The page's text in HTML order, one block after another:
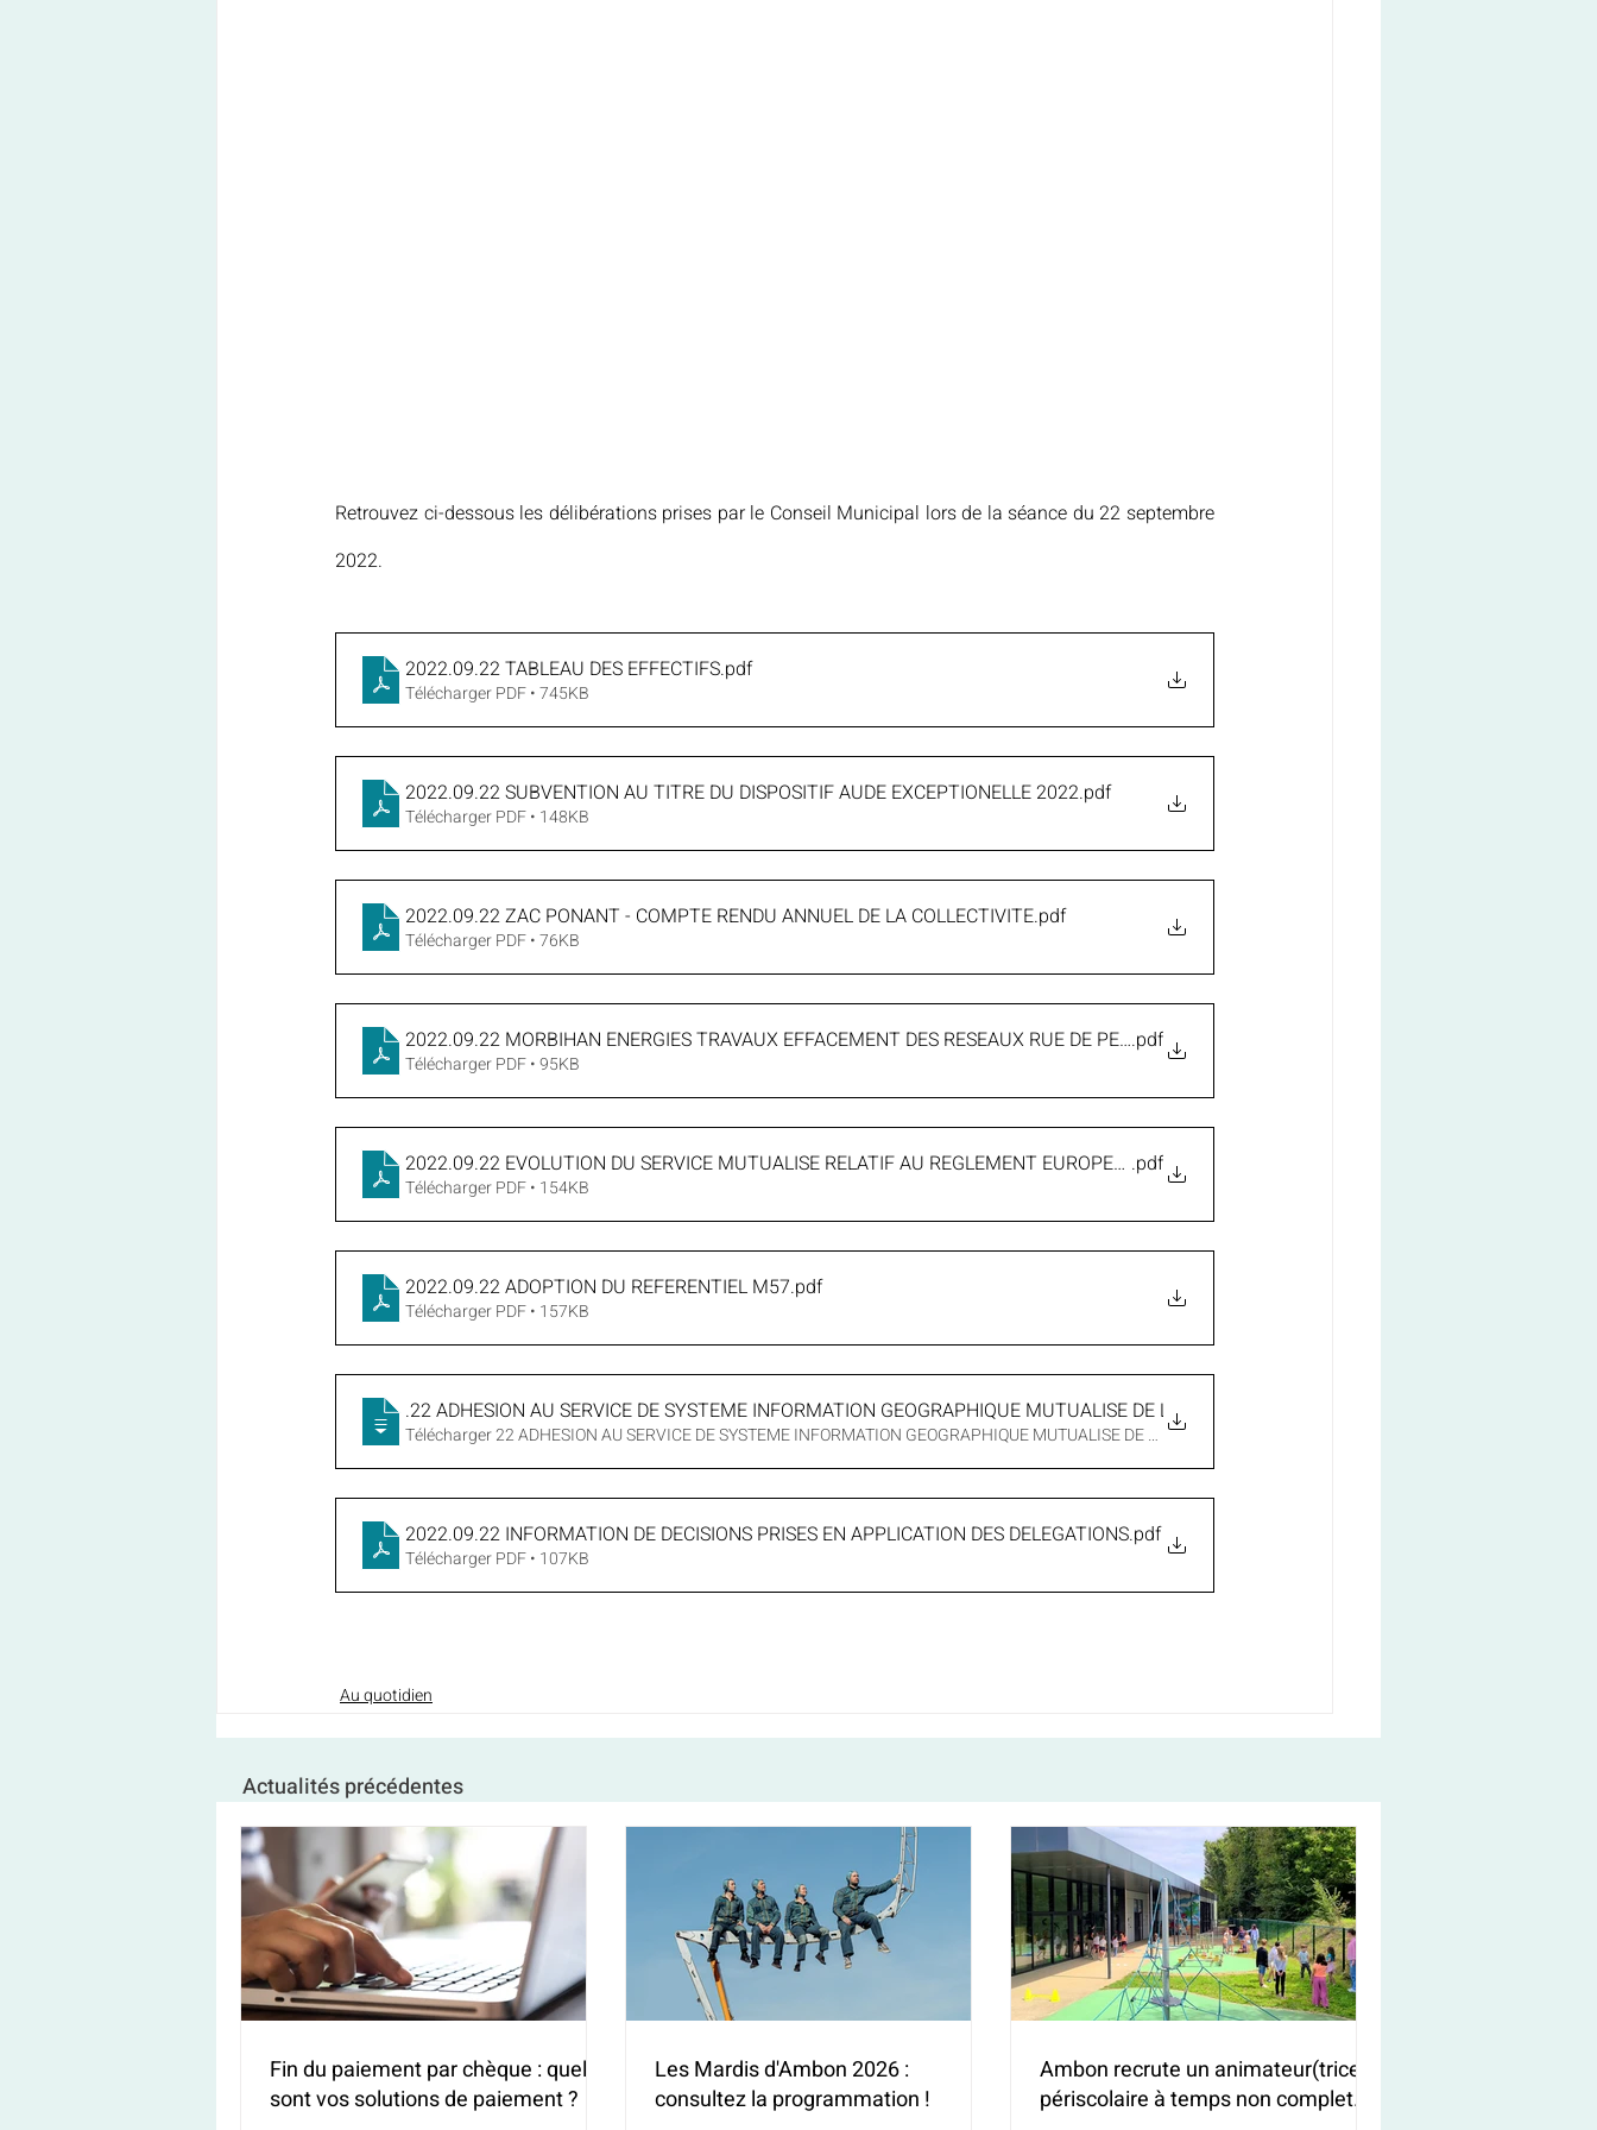
Retrouvez ci-dessous les délibérations prises par le Conseil Municipal lors de la séance du 22 septembre
2022.
2022.09.22 TABLEAU DES EFFECTIFS.pdf
Télécharger PDF • 745KB
2022.09.22 SUBVENTION AU TITRE DU DISPOSITIF AUDE EXCEPTIONELLE 2022.pdf
Télécharger PDF • 148KB
2022.09.22 ZAC PONANT - COMPTE RENDU ANNUEL DE LA COLLECTIVITE.pdf
Télécharger PDF • 76KB
2022.09.22 MORBIHAN ENERGIES TRAVAUX EFFACEMENT DES RESEAUX RUE DE PENESCLUS
.pdf
Télécharger PDF • 95KB
2022.09.22 EVOLUTION DU SERVICE MUTUALISE RELATIF AU REGLEMENT EUROPEEN RGPD
.pdf
Télécharger PDF • 154KB
2022.09.22 ADOPTION DU REFERENTIEL M57.pdf
Télécharger PDF • 157KB
2022.09
.22 ADHESION AU SERVICE DE SYSTEME INFORMATION GEOGRAPHIQUE MUTUALISE DE LA COM COM
Télécharger 22 ADHESION AU SERVICE DE SYSTEME INFORMATION GEOGRAPHIQUE MUTUALISE DE LA COM COM • 142KB
2022.09.22 INFORMATION DE DECISIONS PRISES EN APPLICATION DES DELEGATIONS.pdf
Télécharger PDF • 107KB
Au quotidien
Actualités précédentes
Fin du paiement par chèque : quelles
sont vos solutions de paiement ?
Les Mardis d'Ambon 2026 :
consultez la programmation !
Ambon recrute un animateur(trice)
périscolaire à temps non complet